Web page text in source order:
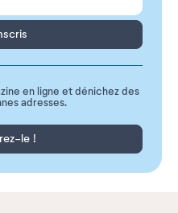
en ligne et dénichez des
adresses.
le !